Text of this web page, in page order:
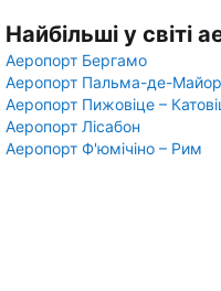
Найбільші у світі
Аеропорт Бергамо
Аеропорт Пальма-де-
Аеропорт Пижовіце –
Аеропорт Лісабон
Аеропорт Ф'юмічіно – Рим